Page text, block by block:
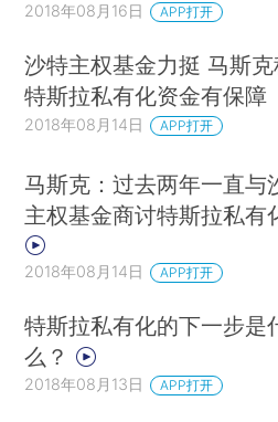
2018年08月16日 APP打开
沙特主权基金力挺 马斯
特斯拉私有化资金有保障
2018年08月14日 APP打开
马斯克：过去两年一直与
主权基金商讨特斯拉私有
2018年08月14日 APP打开
特斯拉私有化的下一步是
么？
2018年08月13日 APP打开